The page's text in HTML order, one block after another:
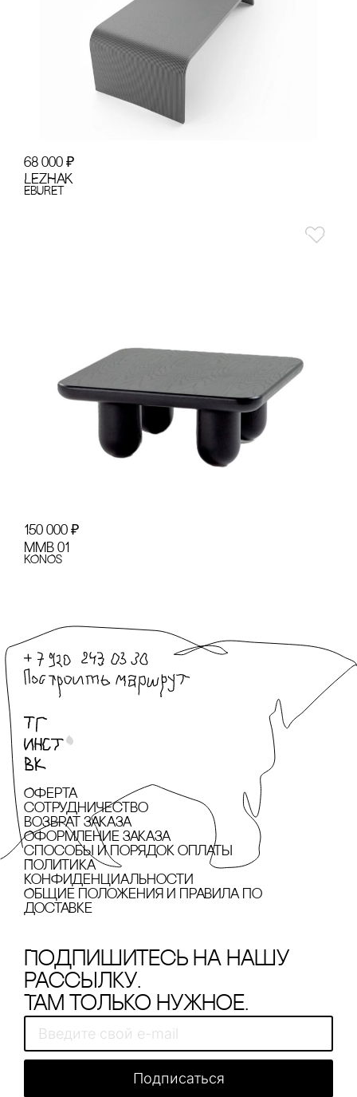
68 000 ₽
LEZHAK
EBURET
150 000 ₽
MMB 01
KONOS
Оферта
сотрудничество
Возврат заказа
Оформление заказа
cпособы и порядок оплаты
Политика
конфиденциальности
Общие положения и правила по
доставке
Подпишитесь на нашу
рассылку.
Там только нужное.
Подписаться